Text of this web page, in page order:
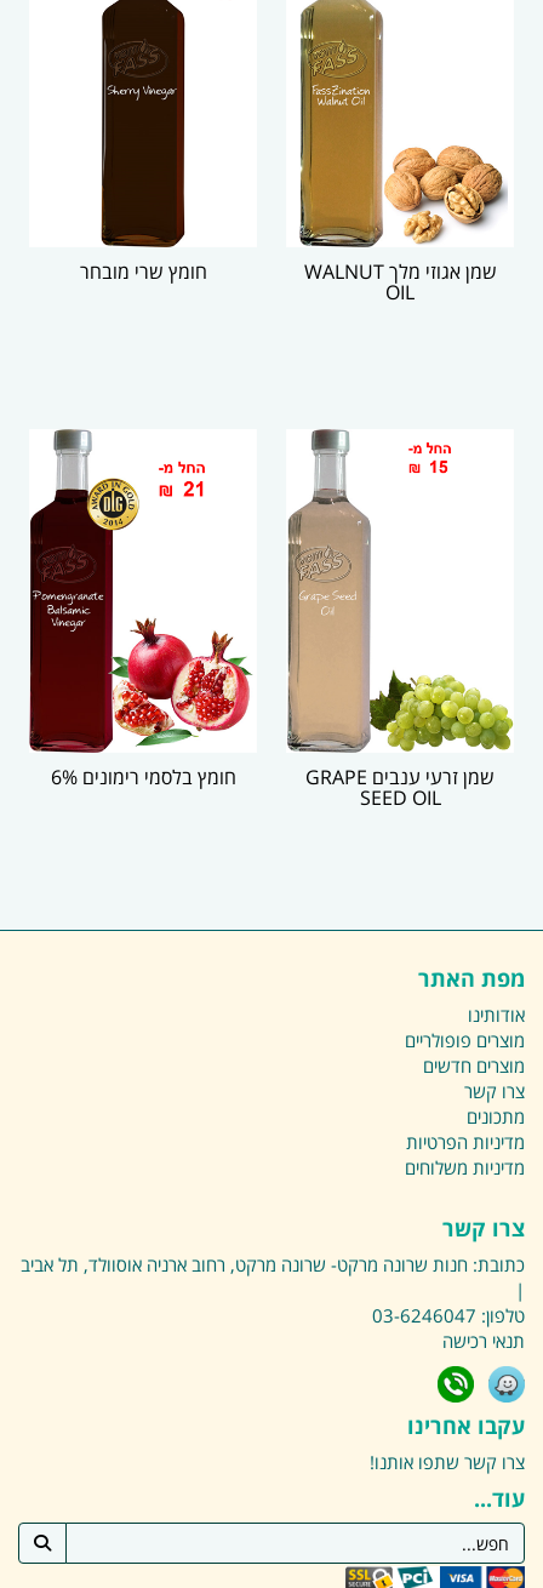
שמן אגוזי מלך WALNUT
OIL
חומץ שרי מובחר
שמן זרעי ענבים GRAPE
SEED OIL
חומץ בלסמי רימונים 6%
מפת האתר
אודותינו
מוצרים פופולריים
מוצרים חדשים
צרו קשר
מתכונים
מדיניות הפרטיות
מדיניות משלוחים
צרו קשר
כתובת: חנות שרונה מרקט- שרונה מרקט, רחוב ארניה אוסוולד, תל אביב
|
טלפון: 03-6246047
תנאי רכישה
עקבו אחרינו
צרו קשר שתפו אותנו!
עוד...